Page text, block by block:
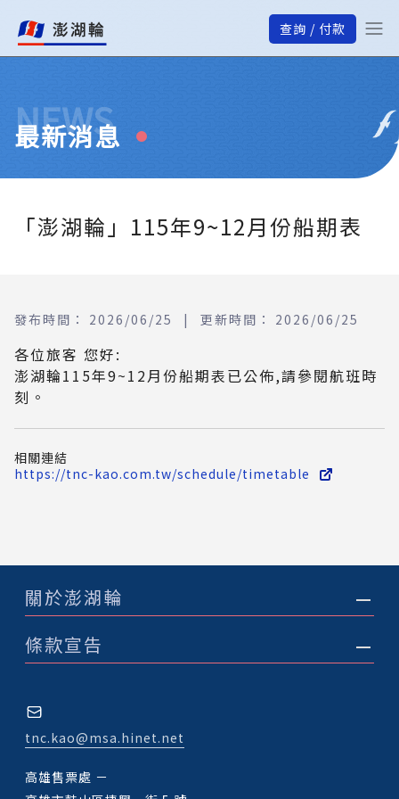
查詢 / 付款
NEWS
最新消息
「澎湖輪」115年9~12月份船期表
發布時間： 2026/06/25 | 更新時間： 2026/06/25
各位旅客 您好:
澎湖輪115年9~12月份船期表已公佈,請參閱航班時
刻。
相關連結
https://tnc-kao.com.tw/schedule/timetable
關於澎湖輪
條款宣告
tnc.kao@msa.hinet.net
高雄售票處 －